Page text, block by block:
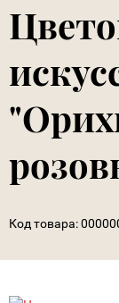
Код товара: